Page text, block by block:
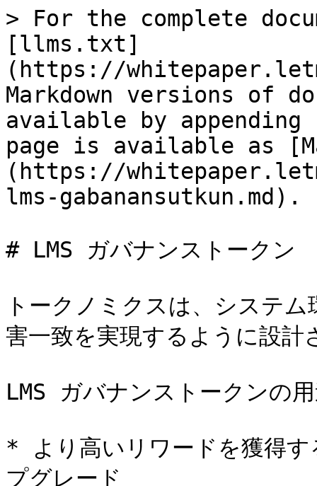
> For the complete
[llms.txt]
(https://
Markdown versions of
available by
page is available as
(https://
lms-gabanansutkun.md).
# LMS ガバナンストークン
トークノミクスは、システ
害一致を実現するように設計
LMS ガバナンストークンの
* より高いリワードを獲得
プグレード